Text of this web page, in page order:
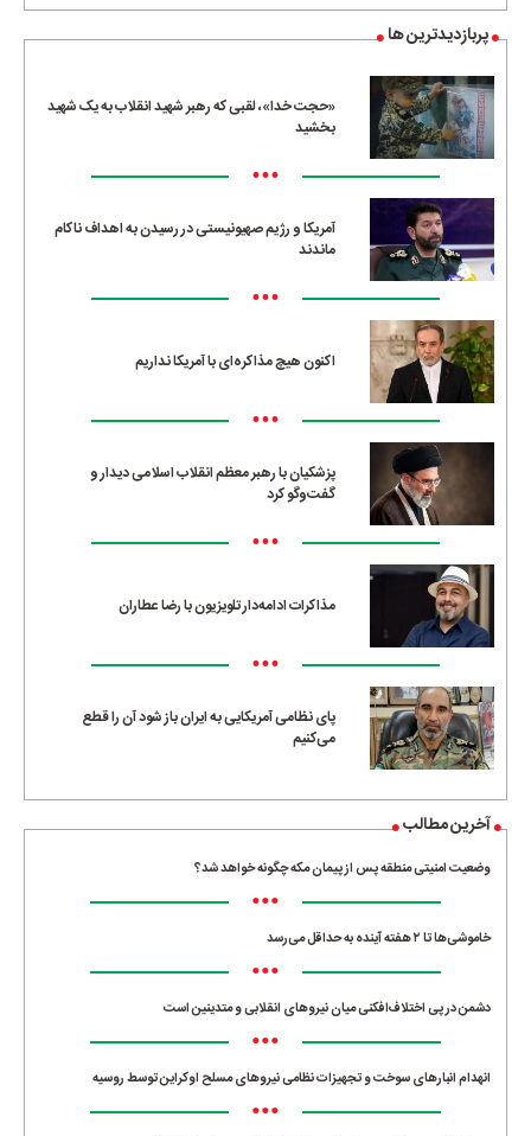
پربازدیدترین ها
«حجت خدا»، لقبی که رهبر شهید انقلاب به یک شهید
بخشید
•••
آمریکا و رژیم صهیونیستی در رسیدن به اهداف ناکام
ماندند
•••
اکنون هیچ مذاکره‌ای با آمریکا نداریم
•••
پزشکیان با رهبر معظم انقلاب اسلامی دیدار و
گفت‌وگو کرد
•••
مذاکرات ادامه‌دار تلویزیون با رضا عطاران
•••
پای نظامی آمریکایی به ایران باز شود آن را قطع
می‌کنیم
آخرین مطالب
وضعیت امنیتی منطقه پس از پیمان مکه چگونه خواهد شد؟
•••
خاموشی‌ها تا ۲ هفته آینده به حداقل می‌رسد
•••
دشمن در پی اختلاف‌افکنی میان نیروهای انقلابی و متدینین است
•••
انهدام انبارهای سوخت و تجهیزات نظامی نیروهای مسلح اوکراین توسط روسیه
•••